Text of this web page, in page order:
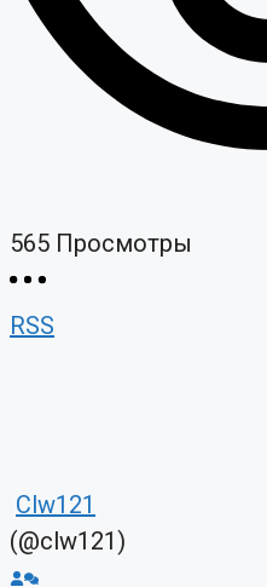
565 Просмотры
RSS
Clw121
(@clw121)